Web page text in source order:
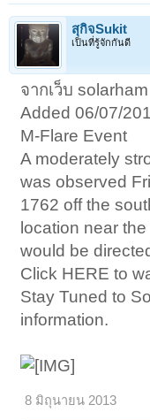
สุกิจSukit
เป็นที่รู้จักกันดี
จากเว็บ solarham
Added 06/07/
M-Flare Event
A moderately
was observed
1762 off the
location near
would be
Click HERE to
Stay Tuned to
information.
8 มิถุนายน 2013